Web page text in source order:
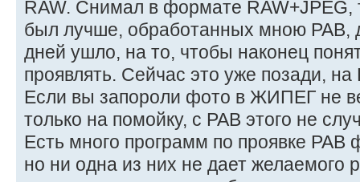
RAW. Снимал в формате
был лучше, обработанных мною РАВ,
дней ушло, на то, чтобы наконец
проявлять. Сейчас это уже позади,
Если вы запороли фото в ЖИПЕГ не
только на помойку, с РАВ этого не
Есть много программ по проявке РАВ
но ни одна из них не дает желаемого